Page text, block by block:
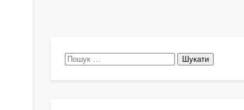
Пошук: